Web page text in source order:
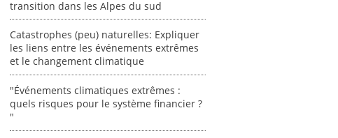
transition dans les Alpes du sud
Catastrophes (peu) naturelles: Expliquer
les liens entre les événements extrêmes
et le changement climatique
"Événements climatiques extrêmes :
quels risques pour le système financier ?
"